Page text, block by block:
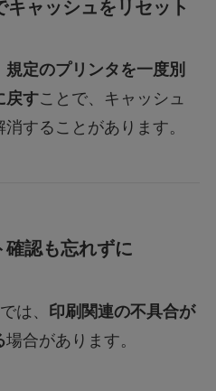
ャッシュをリセット
規定のプリンタを一度別
戻すことで、キャッシュ
することがあります。
認も忘れずに
は、 印刷関連の不具合が
場合があります。